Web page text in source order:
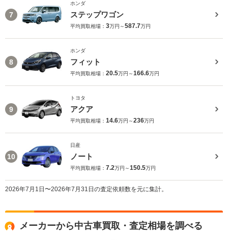
7
ホンダ
ステップワゴン
平均買取相場： 3万円～587.7万円
8
ホンダ
フィット
平均買取相場： 20.5万円～166.6万円
9
トヨタ
アクア
平均買取相場： 14.6万円～236万円
10
日産
ノート
平均買取相場： 7.2万円～150.5万円
2026年7月1日〜2026年7月31日の査定依頼数を元に集計。
メーカーから中古車買取・査定相場を調べる